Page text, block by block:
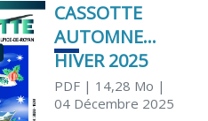
CASSOTTE
AUTOMNE
HIVER 2025
PDF| 14,28 Mo |
04 Décembre 2025